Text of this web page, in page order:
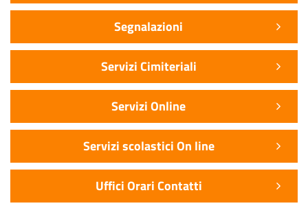
Segnalazioni
Servizi Cimiteriali
Servizi Online
Servizi scolastici On line
Uffici Orari Contatti